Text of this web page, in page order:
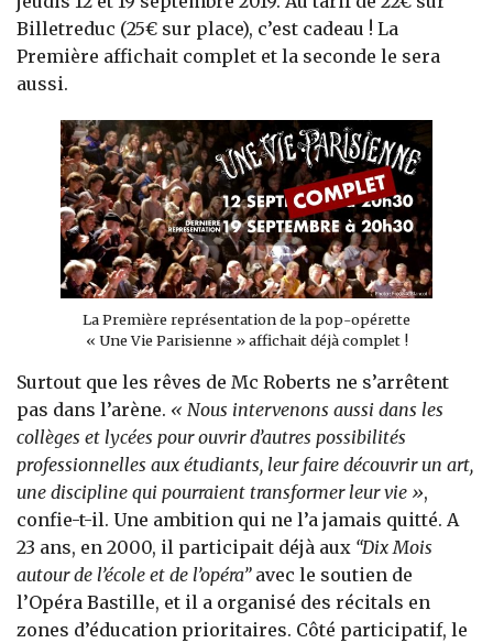
Billetreduc (25€ sur place), c’est cadeau ! La
Première affichait complet et la seconde le sera
aussi.
La Première représentation de la pop-opérette
« Une Vie Parisienne » affichait déjà complet !
Surtout que les rêves de Mc Roberts ne s’arrêtent
pas dans l’arène. « Nous intervenons aussi dans les
collèges et lycées pour ouvrir d’autres possibilités
professionnelles aux étudiants, leur faire découvrir un art,
une discipline qui pourraient transformer leur vie »,
confie-t-il. Une ambition qui ne l’a jamais quitté. A
23 ans, en 2000, il participait déjà aux “Dix Mois
autour de l’école et de l’opéra”avec le soutien de
l’Opéra Bastille, et il a organisé des récitals en
zones d’éducation prioritaires. Côté participatif, le